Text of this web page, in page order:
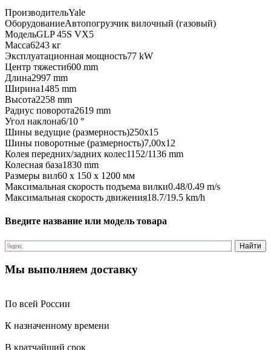
ПроизводительYale
ОборудованиеАвтопогрузчик вилочный (газовый)
МодельGLP 45S VX5
Масса6243 кг
Эксплуатационная мощность77 kW
Центр тяжести600 mm
Длина2997 mm
Ширина1485 mm
Высота2258 mm
Радиус поворота2619 mm
Угол наклона6/10 °
Шины ведущие (размерность)250x15
Шины поворотные (размерность)7,00х12
Колея передних/задних колес1152/1136 mm
Колесная база1830 mm
Размеры вил60 x 150 x 1200 мм
Максимальная скорость подъема вилки0.48/0.49 m/s
Максимальная скорость движения18.7/19.5 km/h
Введите название или модель товара
Мы выполняем доставку
По всей России
К назначенному времени
В кратчайший срок